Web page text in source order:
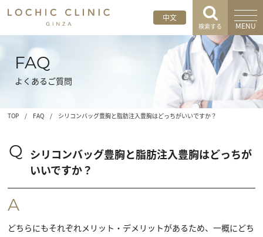
中文
検索する MENU
FAQ
よくあるご質問
TOP / FAQ / シリコンバッグ豊胸と脂肪注入豊胸はどっちがいいですか？
Q シリコンバッグ豊胸と脂肪注入豊胸はどっちが
いいですか？
A
どちらにもそれぞれメリット・デメリットがあるため、一概にどち